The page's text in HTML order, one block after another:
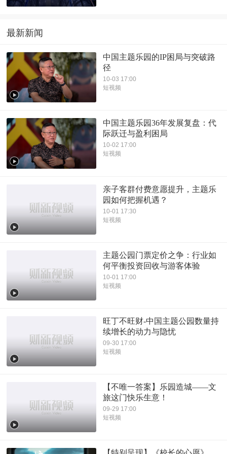
最新新闻
中国主题乐园的IP困局与突破路
径
10-03 17:00
短视频
中国主题乐园36年发展复盘：代
际跃迁与盈利困局
10-02 17:00
短视频
亲子客群付费意愿提升，主题乐
园如何把握机遇？
10-01 17:30
短视频
主题公园门票定价之争：行业如
何平衡投资回收与游客体验
10-01 17:00
短视频
旺丁不旺财-中国主题公园数量持
续增长的动力与隐忧
09-30 17:00
短视频
【不唯一答案】乐园造城——文
旅这门快乐生意！
09-29 17:00
短视频